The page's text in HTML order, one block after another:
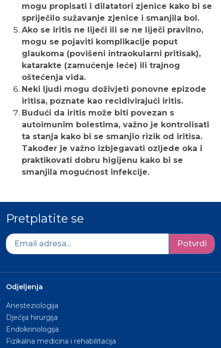
mogu propisati i dilatatori zjenice kako bi se
spriječilo sužavanje zjenice i smanjila bol.
Ako se iritis ne liječi ili se ne liječi pravilno,
mogu se pojaviti komplikacije poput
glaukoma (povišeni intraokularni pritisak),
katarakte (zamućenje leće) ili trajnog
oštećenja vida.
Neki ljudi mogu doživjeti ponovne epizode
iritisa, poznate kao recidivirajući iritis.
Budući da iritis može biti povezan s
autoimunim bolestima, važno je kontrolisati
ta stanja kako bi se smanjio rizik od iritisa.
Također je važno izbjegavati ozljede oka i
praktikovati dobru higijenu kako bi se
smanjila mogućnost infekcije.
Pretplatite se
Potvrdi
Odjeljenja
Anesteziologija
Dječija hirurgija
Endokrinologija
Fizikalna medicina i rehabilitacija